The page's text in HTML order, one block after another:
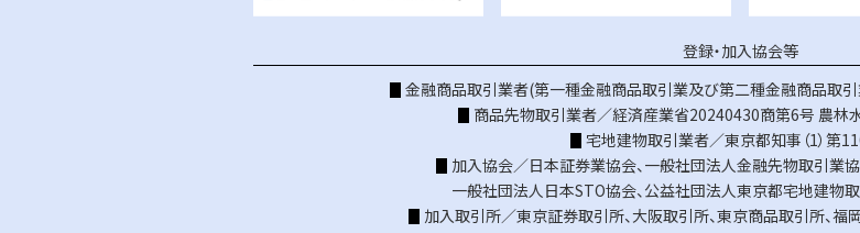
登録・加入協会等
金融商品取引業者(第一種金融商品取引業及び第二種金融商品取引
商品先物取引業者／経済産業省20240430商第6号 農林
宅地建物取引業者／東京都知事（1）第
加入協会／日本証券業協会、 一般社団法人金融先物取引業
一般社団法人日本STO協会、 公益社団法人東京都宅地建物
加入取引所／東京証券取引所、大阪取引所、東京商品取引所、福